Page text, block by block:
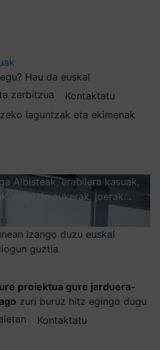
Hau da euskal
zerbitzua
Kontaktatu
laguntzak eta ekimenak
Albisteak, erabilera kasuak,
negozio aukerak, joerak…
izango duzu euskal
guztia
proiektua gure jarduera-
zuri buruz hitz egingo dugu
Kontaktatu